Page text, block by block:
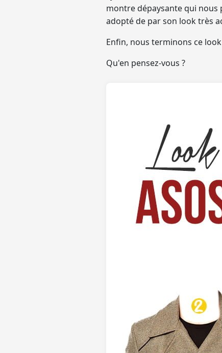
montre dépaysante qui nous
adopté de par son look très
Enfin, nous terminons ce
Qu'en pensez-vous ?